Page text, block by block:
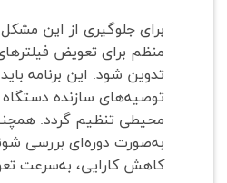
برای جلوگیری از این
منظم برای تعویض
تدوین شود. این برنامه
توصیه‌های سازنده
محیطی تنظیم گردد.
به‌صورت دوره‌ای بررسی
کاهش کارایی، به‌سرعت